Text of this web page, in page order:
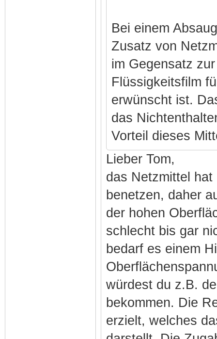
Bei einem
Zusatz von
im Gegensatz
Flüssigkeitsfilm
erwünscht ist.
das
Vorteil dieses
Lieber Tom,
das Netzmittel
benetzen, daher
der hohen
schlecht bis gar
bedarf es einem
würdest du z.B.
bekommen. Die
erzielt, welches